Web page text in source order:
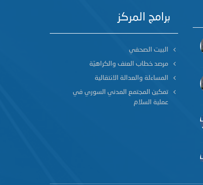
برامج المركز
البيت الصحفي
مرصد خطاب العنف والكراهيّة
المساءلة والعدالة الانتقالية
تمكين المجتمع المدني السوري في
عملية السلام